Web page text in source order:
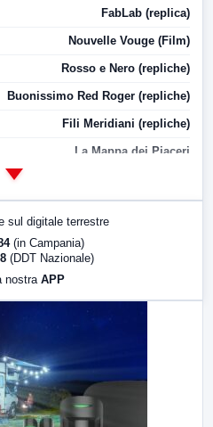
FabLab (replica)
Nouvelle Vouge (Film)
Rosso e Nero (repliche)
Buonissimo Red Roger (repliche)
Fili Meridiani (repliche)
La Mappa dei Piaceri
sul digitale terrestre
(in Campania)
(DDT Nazionale)
nostra APP